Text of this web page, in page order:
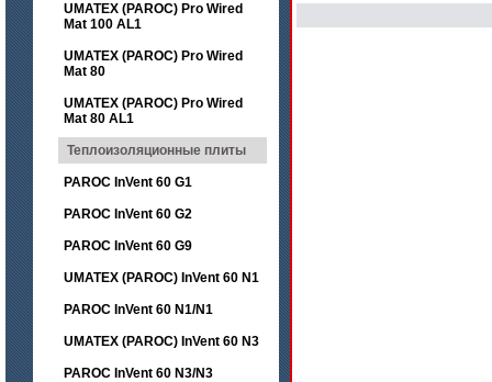
UMATEX (PAROC) Pro Wired
Mat 100 AL1
UMATEX (PAROC) Pro Wired
Mat 80
UMATEX (PAROC) Pro Wired
Mat 80 AL1
Теплоизоляционные плиты
PAROC InVent 60 G1
PAROC InVent 60 G2
PAROC InVent 60 G9
UMATEX (PAROC) InVent 60 N1
PAROC InVent 60 N1/N1
UMATEX (PAROC) InVent 60 N3
PAROC InVent 60 N3/N3